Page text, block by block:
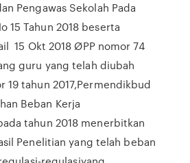
Pengawas Sekolah Pada
15 Tahun 2018 beserta
15 Okt 2018 ØPP nomor 74
guru yang telah diubah
19 tahun 2017,Permendikbud
Beban Kerja
tahun 2018 menerbitkan
Penelitian yang telah beban